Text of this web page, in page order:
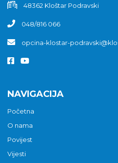
48362 Kloštar Podravski
048/816 066
opcina-klostar-
NAVIGACIJA
Početna
O nama
Povijest
Vijesti